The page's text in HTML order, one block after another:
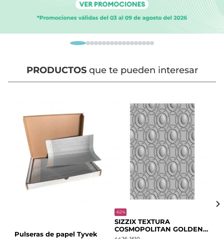
PRODUCTOSque te pueden interesar
Pulseras de papel Tyvek
-62%
SIZZIX TEXTURA
COSMOPOLITAN GOLDEN
RINGS S.PARK 666700